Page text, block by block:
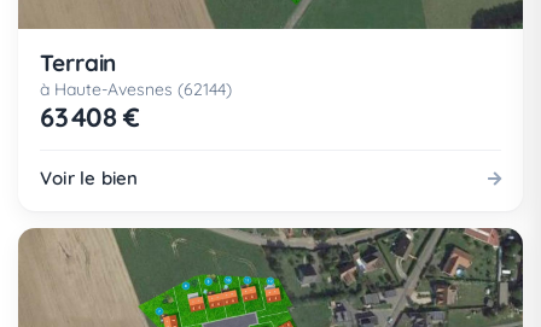
Terrain
à Haute-Avesnes (62144)
63 408 €
Voir le bien